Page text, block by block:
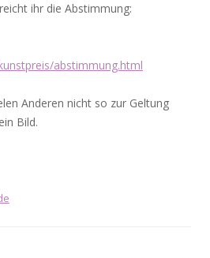
ihr die Abstimmung:
abstimmung.html
Anderen nicht so zur Geltung
Bild.